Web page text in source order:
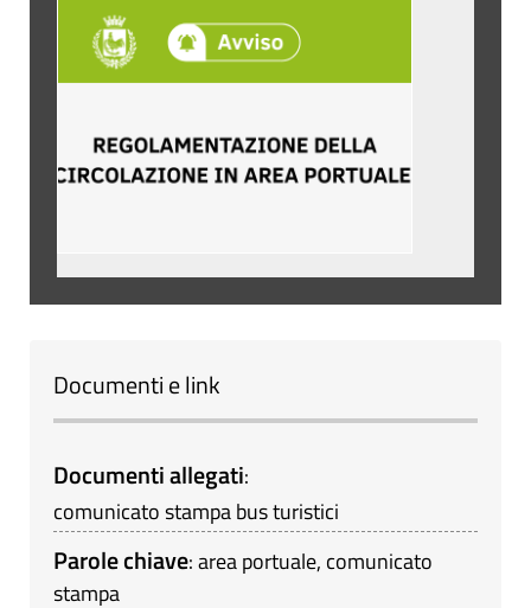
Documenti e link
Documenti allegati:
comunicato stampa bus turistici
Parole chiave:area portuale, comunicato
stampa